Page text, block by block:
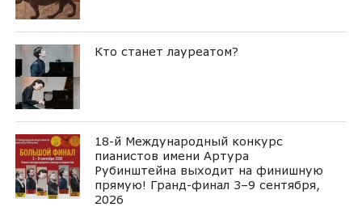
Кто станет лауреатом?
18-й Международный конкурс
пианистов имени Артура
Рубинштейна выходит на финишную
прямую! Гранд-финал 3–9 сентября,
2026